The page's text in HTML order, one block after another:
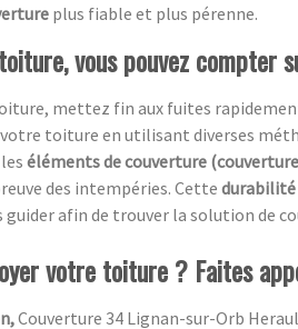
plus fiable et plus pérenne.
vous pouvez compter
mettez fin aux fuites
toiture en utilisant diverses
éléments de couverture
des intempéries. Cettedurabilité
guider afin de trouver la solution de
votre toiture ? Faites
Couverture 34 Lignan-sur-Orb